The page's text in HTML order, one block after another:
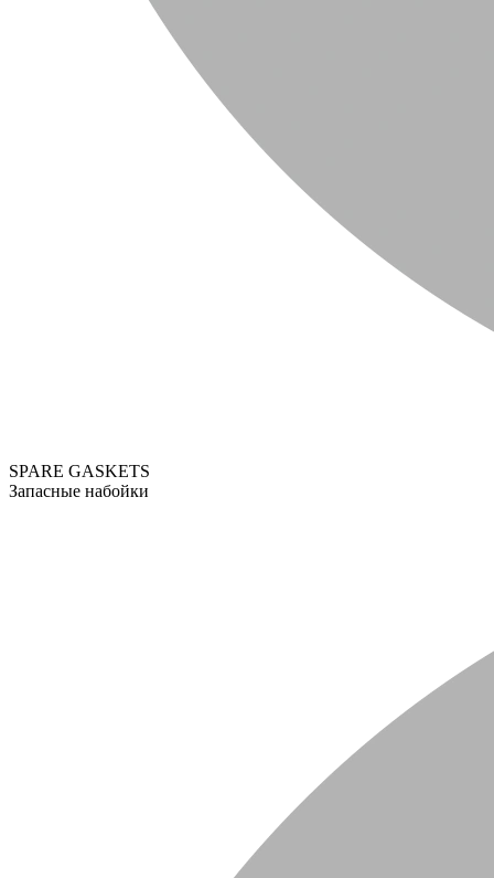
SPARE GASKETS
Запасные набойки